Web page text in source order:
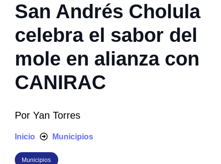
San Andrés Cholula
celebra el sabor del
mole en alianza con
CANIRAC
Por Yan Torres
Inicio Municipios
Municipios